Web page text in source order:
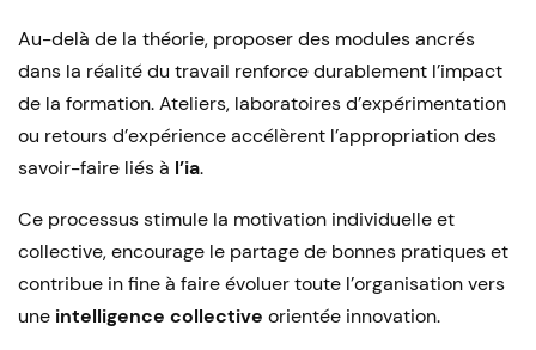
Au-delà de la théorie, proposer des modules ancrés
dans la réalité du travail renforce durablement l’impact
de la formation. Ateliers, laboratoires d’expérimentation
ou retours d’expérience accélèrent l’appropriation des
savoir-faire liés à l’ia.
Ce processus stimule la motivation individuelle et
collective, encourage le partage de bonnes pratiques et
contribue in fine à faire évoluer toute l’organisation vers
une intelligence collective orientée innovation.